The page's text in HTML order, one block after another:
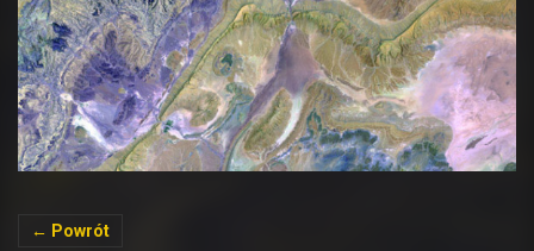
← Powrót